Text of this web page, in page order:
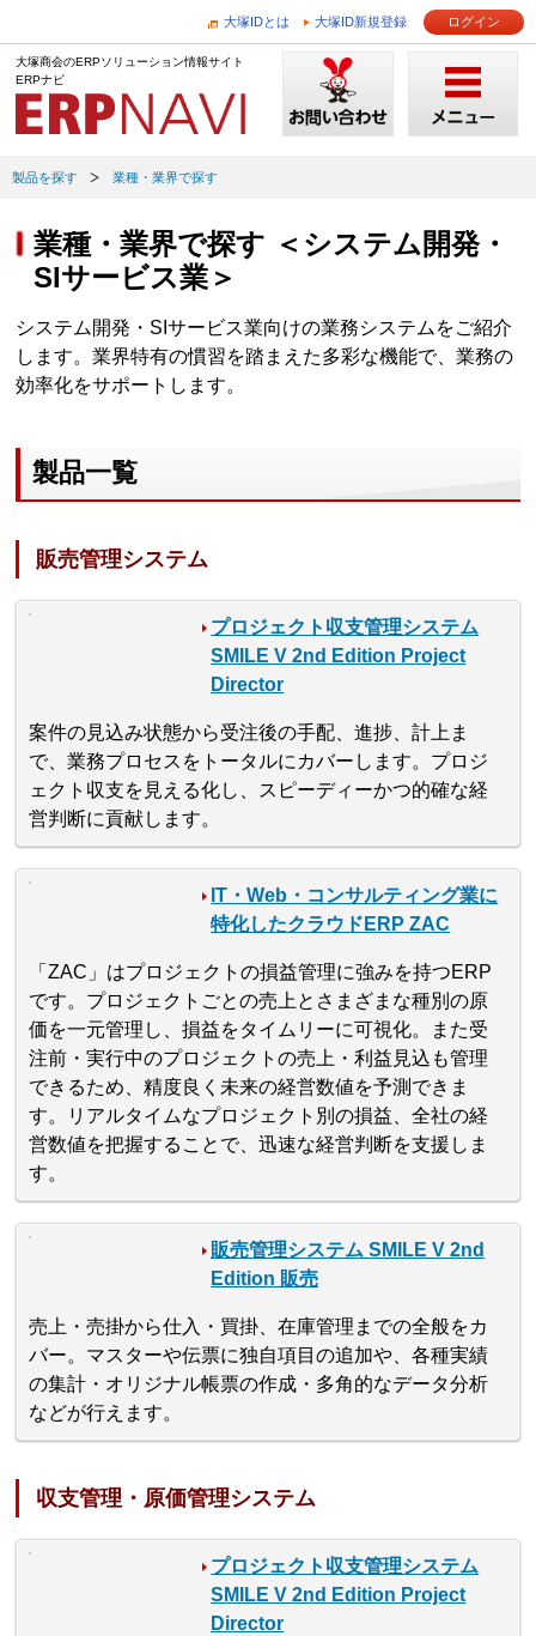
大塚IDとは 大塚ID新規登録 ログイン
大塚商会のERPソリューション情報サイト
ERPナビ
製品を探す 業種・業界で探す
業種・業界で探す ＜システム開発・
SIサービス業＞
システム開発・SIサービス業向けの業務システムをご紹介
します。業界特有の慣習を踏まえた多彩な機能で、業務の
効率化をサポートします。
製品一覧
販売管理システム
プロジェクト収支管理システム
SMILE V 2nd Edition Project
Director
案件の見込み状態から受注後の手配、進捗、計上ま
で、業務プロセスをトータルにカバーします。プロジ
ェクト収支を見える化し、スピーディーかつ的確な経
営判断に貢献します。
IT・Web・コンサルティング業に
特化したクラウドERP ZAC
「ZAC」はプロジェクトの損益管理に強みを持つERP
です。プロジェクトごとの売上とさまざまな種別の原
価を一元管理し、損益をタイムリーに可視化。また受
注前・実行中のプロジェクトの売上・利益見込も管理
できるため、精度良く未来の経営数値を予測できま
す。リアルタイムなプロジェクト別の損益、全社の経
営数値を把握することで、迅速な経営判断を支援しま
す。
販売管理システム SMILE V 2nd
Edition 販売
売上・売掛から仕入・買掛、在庫管理までの全般をカ
バー。マスターや伝票に独自項目の追加や、各種実績
の集計・オリジナル帳票の作成・多角的なデータ分析
などが行えます。
収支管理・原価管理システム
プロジェクト収支管理システム
SMILE V 2nd Edition Project
Director